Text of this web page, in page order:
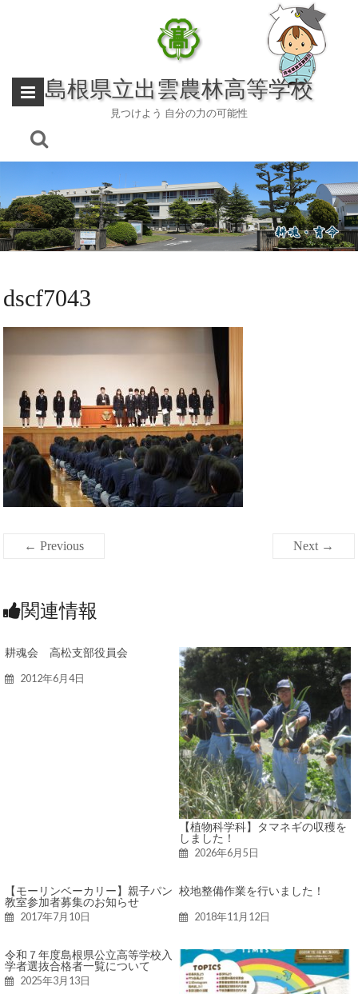
島根県立出雲農林高等学校
見つけよう 自分の力の可能性
dscf7043
← Previous Next →
関連情報
耕魂会 高松支部役員会
2012年6月4日
【植物科学科】タマネギの収穫を
しました！
2026年6月5日
【モーリンベーカリー】親子パン
教室参加者募集のお知らせ
2017年7月10日
校地整備作業を行いました！
2018年11月12日
令和７年度島根県公立高等学校入
学者選抜合格者一覧について
2025年3月13日